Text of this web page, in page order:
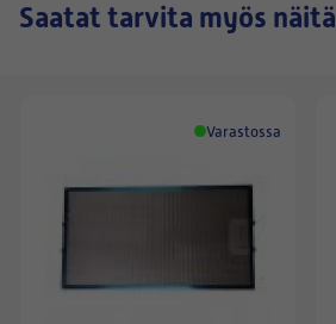
Saatat tarvita myös näitä
Varastossa